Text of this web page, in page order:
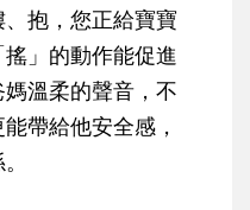
抱，您正給寶寶
」的動作能促進
溫柔的聲音，不
帶給他安全感，